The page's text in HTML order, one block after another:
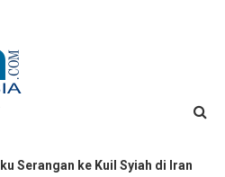
Serangan ke Kuil Syiah di Iran